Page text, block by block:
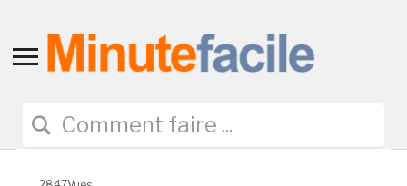
Toggle
navigation